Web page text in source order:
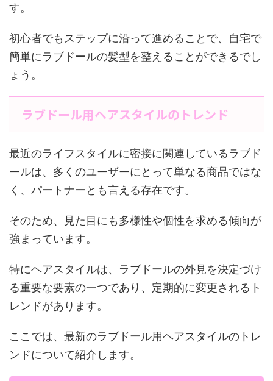
す。
初心者でもステップに沿って進めることで、自宅で
簡単にラブドールの髪型を整えることができるでし
ょう。
ラブドール用ヘアスタイルのトレンド
最近のライフスタイルに密接に関連しているラブド
ールは、多くのユーザーにとって単なる商品ではな
く、パートナーとも言える存在です。
そのため、見た目にも多様性や個性を求める傾向が
強まっています。
特にヘアスタイルは、ラブドールの外見を決定づけ
る重要な要素の一つであり、定期的に変更されるト
レンドがあります。
ここでは、最新のラブドール用ヘアスタイルのトレ
ンドについて紹介します。